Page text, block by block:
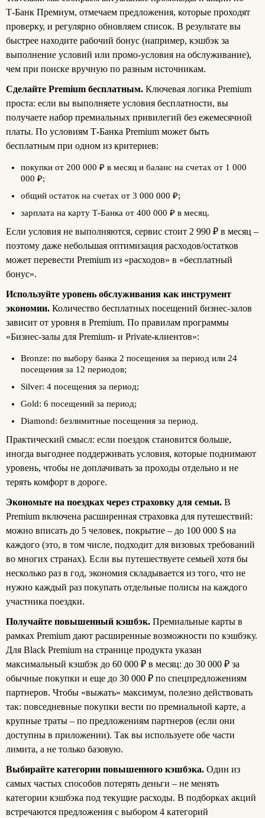
Т‑Банк Премиум, отмечаем предложения, которые проходят
проверку, и регулярно обновляем список. В результате вы
быстрее находите рабочий бонус (например, кэшбэк за
выполнение условий или промо‑условия на обслуживание),
чем при поиске вручную по разным источникам.
Сделайте Premium бесплатным. Ключевая логика Premium
проста: если вы выполняете условия бесплатности, вы
получаете набор премиальных привилегий без ежемесячной
платы. По условиям Т‑Банка Premium может быть
бесплатным при одном из критериев:
покупки от 200 000 ₽ в месяц и баланс на счетах от 1 000
000 ₽;
общий остаток на счетах от 3 000 000 ₽;
зарплата на карту Т‑Банка от 400 000 ₽ в месяц.
Если условия не выполняются, сервис стоит 2 990 ₽ в месяц –
поэтому даже небольшая оптимизация расходов/остатков
может перевести Premium из «расходов» в «бесплатный
бонус».
Используйте уровень обслуживания как инструмент
экономии. Количество бесплатных посещений бизнес‑залов
зависит от уровня в Premium. По правилам программы
«Бизнес‑залы для Premium‑ и Private‑клиентов»:
Bronze: по выбору банка 2 посещения за период или 24
посещения за 12 периодов;
Silver: 4 посещения за период;
Gold: 6 посещений за период;
Diamond: безлимитные посещения за период.
Практический смысл: если поездок становится больше,
иногда выгоднее поддерживать условия, которые поднимают
уровень, чтобы не доплачивать за проходы отдельно и не
терять комфорт в дороге.
Экономьте на поездках через страховку для семьи. В
Premium включена расширенная страховка для путешествий:
можно вписать до 5 человек, покрытие – до 100 000 $ на
каждого (это, в том числе, подходит для визовых требований
во многих странах). Если вы путешествуете семьей хотя бы
несколько раз в год, экономия складывается из того, что не
нужно каждый раз покупать отдельные полисы на каждого
участника поездки.
Получайте повышенный кэшбэк. Премиальные карты в
рамках Premium дают расширенные возможности по кэшбэку.
Для Black Premium на странице продукта указан
максимальный кэшбэк до 60 000 ₽ в месяц: до 30 000 ₽ за
обычные покупки и еще до 30 000 ₽ по спецпредложениям
партнеров. Чтобы «выжать» максимум, полезно действовать
так: повседневные покупки вести по премиальной карте, а
крупные траты – по предложениям партнеров (если они
доступны в приложении). Так вы используете обе части
лимита, а не только базовую.
Выбирайте категории повышенного кэшбэка. Один из
самых частых способов потерять деньги – не менять
категории кэшбэка под текущие расходы. В подборках акций
встречаются предложения с выбором 4 категорий